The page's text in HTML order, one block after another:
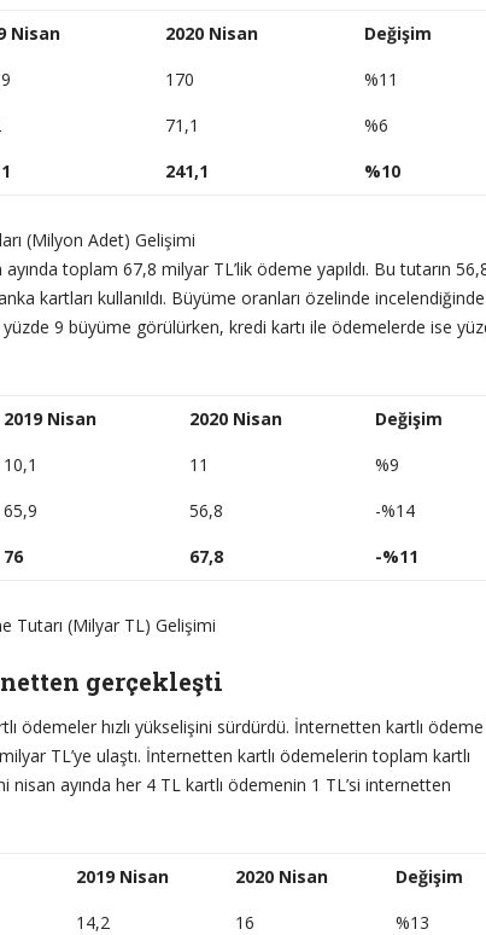
Nisan 2020 Nisan
Değişim
170
%11
71,1
%6
241,1 %10
(Milyon Adet) Gelişimi
toplam 67,8 milyar TL’lik ödeme yapıldı. Bu tutarın
kartları kullanıldı. Büyüme oranları özelinde incelendiğinde
9 büyüme görülürken, kredi kartı ile ödemelerde ise
2019 Nisan 2020 Nisan
Değişim
10,1 11
%9
65,9 56,8
-%14
76 67,8 -%11
Tutarı (Milyar TL) Gelişimi
gerçekleşti
ödemeler hızlı yükselişini sürdürdü. İnternetten kartlı ödeme
TL’ye ulaştı. İnternetten kartlı ödemelerin toplam kartlı
ayında her 4 TL kartlı ödemenin 1 TL’si internetten
2019 Nisan 2020 Nisan
Değişim
14,2 16
%13